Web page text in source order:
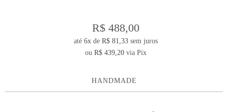
R$ 488,00
até 6xde R$ 81,33 sem juros
ou R$ 439,20via Pix
HANDMADE